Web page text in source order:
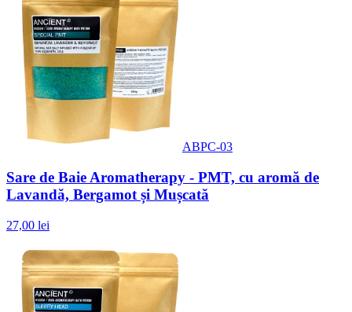
ABPC-03
Sare de Baie Aromatherapy - PMT, cu aromă de
Lavandă, Bergamot și Mușcată
27,00 lei